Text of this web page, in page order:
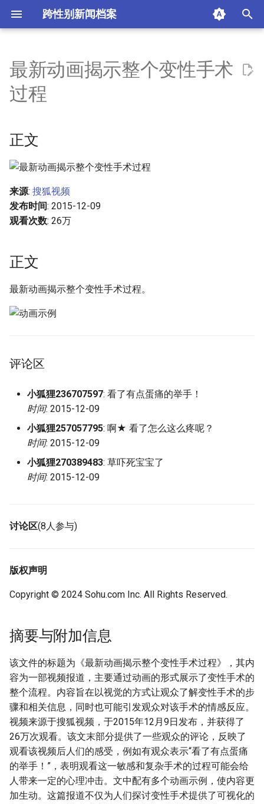
跨性别新闻档案
n
t
a
l
i
z
s
e
r
正文
评论区
版权声明
摘要与附加信息
附加信息 [Processed Page
最新动画揭示整个变性手术
过程
正文
来源: 搜狐视频
发布时间: 2015-12-09
观看次数: 26万
正文
最新动画揭示整个变性手术过程。
评论区
小狐狸236707597: 看了有点蛋痛的举手！
时间: 2015-12-09
小狐狸257057795: 啊★ 看了怎么这么疼呢？
时间: 2015-12-09
小狐狸270389483: 草吓死宝宝了
时间: 2015-12-09
讨论区(8人参与)
版权声明
Copyright © 2024 Sohu.com Inc. All Rights Reserved.
摘要与附加信息
该文件的标题为《最新动画揭示整个变性手术过程》，其内
容为一部视频报道，主要通过动画的形式展示了变性手术的
整个流程。内容旨在以视觉的方式让观众了解变性手术的步
骤和相关信息，同时也可能引发观众对该手术的情感反应。
视频来源于搜狐视频，于2015年12月9日发布，并获得了
26万次观看。该文末部分提供了一些观众的评论，反映了
观看该视频后人们的感受，例如有观众表示“看了有点蛋痛
的举手！”，表明观看这一敏感和复杂手术的过程可能会给
人带来一定的心理冲击。文中配有多个动画示例，使内容更
加生动。这篇报道不仅为人们探讨变性手术提供了可视化的